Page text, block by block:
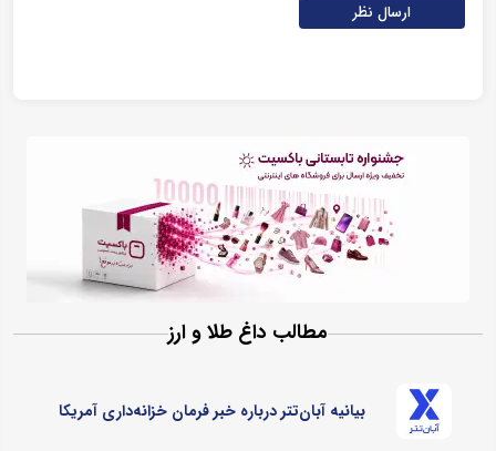
ارسال نظر
مطالب داغ طلا و ارز
بیانیه آبان‌تتر درباره خبر فرمان خزانه‌داری آمریکا